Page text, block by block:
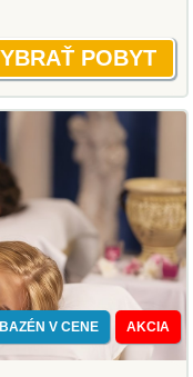
BAZÉN V CENE AKCIA